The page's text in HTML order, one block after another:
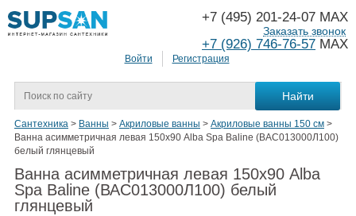
Войти Регистрация
+7 (495) 201-24-07 MAX
+7 (926) 746-76-57 MAX
Заказать звонок
Сантехника > Ванны > Акриловые ванны > Акриловые ванны 150 см >
Ванна асимметричная левая 150х90 Alba Spa Baline (ВАС013000Л100)
белый глянцевый
Ванна асимметричная левая 150х90 Alba
Spa Baline (ВАС013000Л100) белый
глянцевый